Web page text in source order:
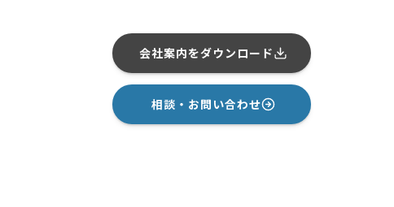
会社案内をダウンロード
相談・お問い合わせ